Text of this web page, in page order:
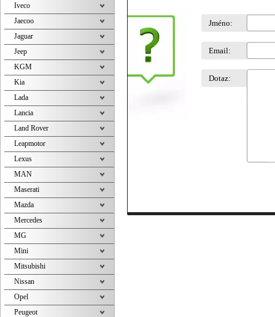
Jméno:
Email:
Dotaz:
Iveco
Jaecoo
Jaguar
Jeep
KGM
Kia
Lada
Lancia
Land Rover
Leapmotor
Lexus
MAN
Maserati
Mazda
Mercedes
MG
Mini
Mitsubishi
Nissan
Opel
Peugeot